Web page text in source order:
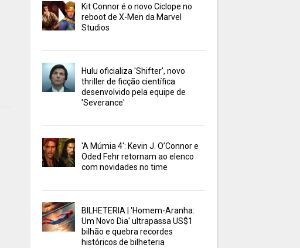
Kit Connor é o novo Ciclope no
reboot de X-Men da Marvel
Studios
Hulu oficializa 'Shifter', novo
thriller de ficção científica
desenvolvido pela equipe de
'Severance'
'A Múmia 4': Kevin J. O’Connor e
Oded Fehr retornam ao elenco
com novidades no time
BILHETERIA | 'Homem-Aranha:
Um Novo Dia' ultrapassa US$1
bilhão e quebra recordes
históricos de bilheteria